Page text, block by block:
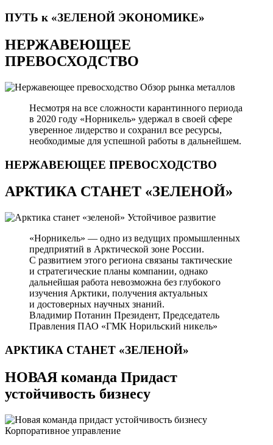
ПУТЬ к «ЗЕЛЕНОЙ ЭКОНОМИКЕ»
НЕРЖАВЕЮЩЕЕ
ПРЕВОСХОДСТВО
Обзор рынка металлов
Несмотря на все сложности карантинного периода
в 2020 году «Норникель» удержал в своей сфере
уверенное лидерство и сохранил все ресурсы,
необходимые для успешной работы в дальнейшем.
НЕРЖАВЕЮЩЕЕ ПРЕВОСХОДСТВО
АРКТИКА СТАНЕТ «ЗЕЛЕНОЙ»
Устойчивое развитие
«Норникель» — одно из ведущих промышленных
предприятий в Арктической зоне России.
С развитием этого региона связаны тактические
и стратегические планы компании, однако
дальнейшая работа невозможна без глубокого
изучения Арктики, получения актуальных
и достоверных научных знаний.
Владимир Потанин Президент, Председатель
Правления ПАО «ГМК Норильский никель»
АРКТИКА СТАНЕТ «ЗЕЛЕНОЙ»
НОВАЯ команда Придаст
устойчивость бизнесу
Корпоративное управление